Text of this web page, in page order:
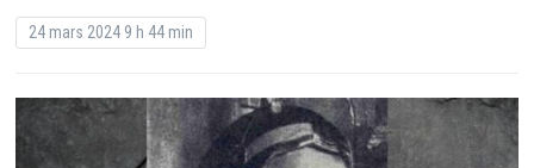
24 mars 2024 9 h 44 min